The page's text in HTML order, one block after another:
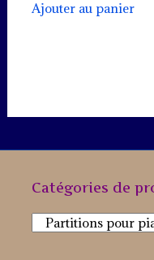
Ajouter au panier
Catégories de